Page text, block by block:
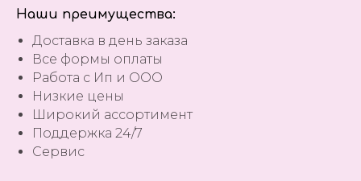
Наши преимущества:
Доставка в день заказа
Все формы оплаты
Работа с Ип и ООО
Низкие цены
Широкий ассортимент
Поддержка 24/7
Сервис